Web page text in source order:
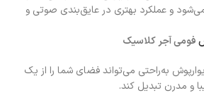
و عملکرد بهتری در عایق‌بندی صوتی و
فومی آجر کلاسیک
به‌راحتی می‌تواند فضای شما را از یک
و مدرن تبدیل کند.